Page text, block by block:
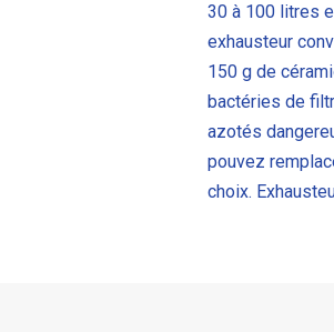
30 à 100 litres
exhausteur
150 g de
bactéries de
azotés
pouvez
choix.